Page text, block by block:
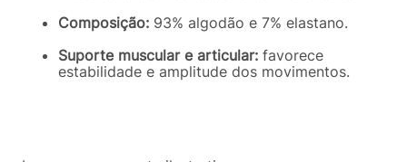
Composição: 93% algodão e 7% elastano.
Suporte muscular e articular: favorece
estabilidade e amplitude dos movimentos.